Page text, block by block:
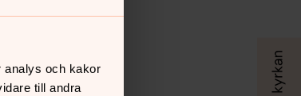
analys och kakor
till andra